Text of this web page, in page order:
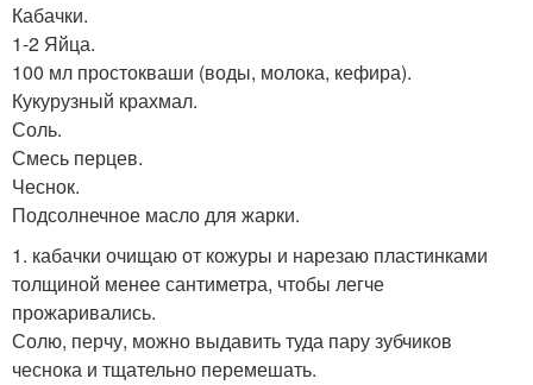
Кабачки.
1-2 Яйца.
100 мл простокваши (воды, молока, кефира).
Кукурузный крахмал.
Соль.
Смесь перцев.
Чеснок.
Подсолнечное масло для жарки.
1. кабачки очищаю от кожуры и нарезаю пластинками
толщиной менее сантиметра, чтобы легче
прожаривались.
Солю, перчу, можно выдавить туда пару зубчиков
чеснока и тщательно перемешать.